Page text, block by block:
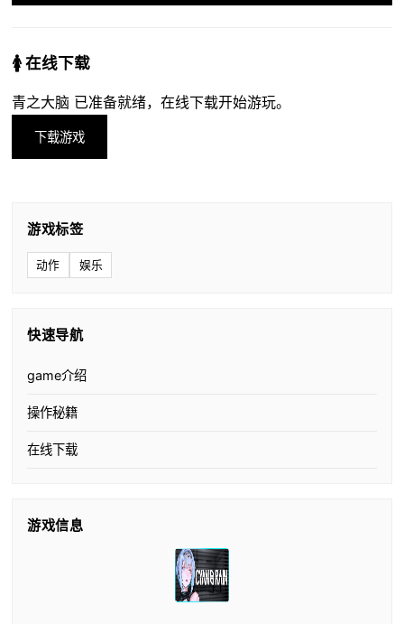
🚺 在线下载
青之大脑 已准备就绪，在线下载开始游玩。
下载游戏
游戏标签
动作 娱乐
快速导航
game介绍
操作秘籍
在线下载
游戏信息